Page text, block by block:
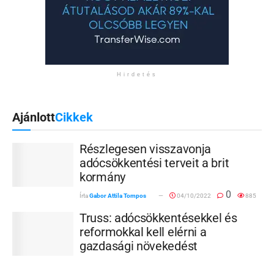
Hirdetés
AjánlottCikkek
Részlegesen visszavonja
adócsökkentési terveit a brit
kormány
ÍrtaGabor Attila Tompos 04/10/2022 0 885
Truss: adócsökkentésekkel és
reformokkal kell elérni a
gazdasági növekedést